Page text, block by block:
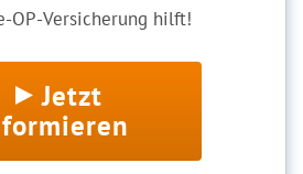
OP-Versicherung hilft!
Jetzt